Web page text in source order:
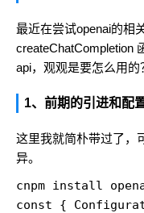
最近在尝试openai的相
createChatCompletion
api，观观是要怎么用的
1、前期的引进和配
这里我就简朴带过了，
异。
cnpm install
const {